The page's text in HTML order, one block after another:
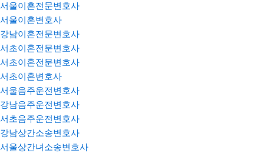
서울이혼전문변호사
서울이혼변호사
강남이혼전문변호사
서초이혼전문변호사
서초이혼전문변호사
서초이혼변호사
서울음주운전변호사
강남음주운전변호사
서초음주운전변호사
강남상간소송변호사
서울상간녀소송변호사